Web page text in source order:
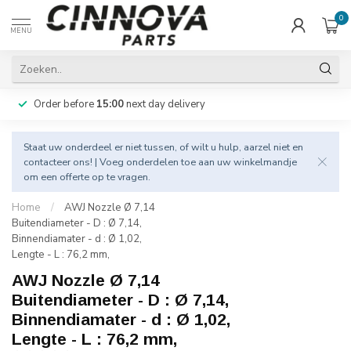
MENU
0
Order before 15:00next day delivery
Staat uw onderdeel er niet tussen, of wilt u hulp, aarzel niet en
contacteer ons! | Voeg onderdelen toe aan uw winkelmandje
om een offerte op te vragen.
Home /
AWJ Nozzle Ø 7,14
Buitendiameter - D : Ø 7,14,
Binnendiamater - d : Ø 1,02,
Lengte - L : 76,2 mm,
AWJ Nozzle Ø 7,14
Buitendiameter - D : Ø 7,14,
Binnendiamater - d : Ø 1,02,
Lengte - L : 76,2 mm,